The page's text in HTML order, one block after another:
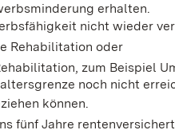
erhalten.
nicht wieder
Rehabilitation oder
zum Beispiel
noch nicht
können.
fünf Jahre